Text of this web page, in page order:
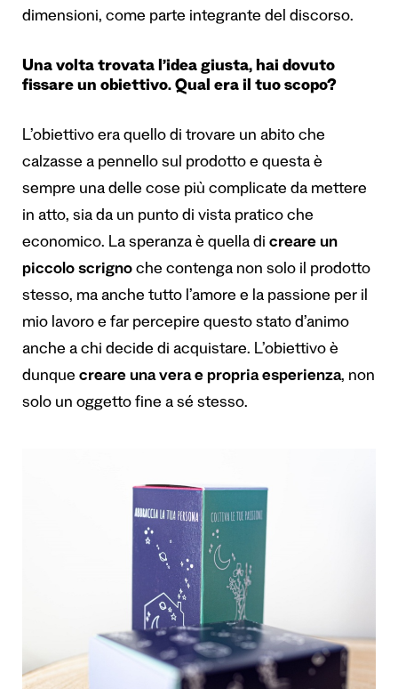
dimensioni, come parte integrante del discorso.
Una volta trovata l’idea giusta, hai dovuto
fissare un obiettivo. Qual era il tuo scopo?
L’obiettivo era quello di trovare un abito che
calzasse a pennello sul prodotto e questa è
sempre una delle cose più complicate da mettere
in atto, sia da un punto di vista pratico che
economico. La speranza è quella di creare un
piccolo scrigno che contenga non solo il prodotto
stesso, ma anche tutto l’amore e la passione per il
mio lavoro e far percepire questo stato d’animo
anche a chi decide di acquistare. L’obiettivo è
dunque creare una vera e propria esperienza, non
solo un oggetto fine a sé stesso.